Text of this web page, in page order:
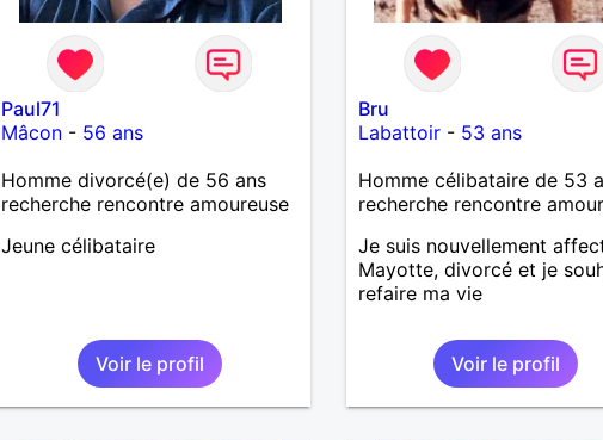
Paul71
Mâcon- 56 ans
Homme divorcé(e) de 56 ans
recherche rencontre amoureuse
Jeune célibataire
Voir le profil
Bru
Labattoir- 53 ans
Homme célibataire de 53
recherche rencontre
Je suis nouvellement
Mayotte, divorcé et je
refaire ma vie
Voir le profil